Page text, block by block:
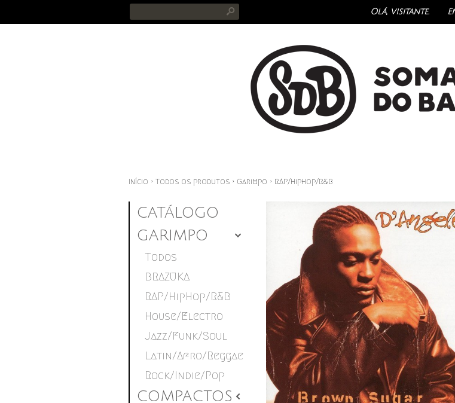
s Olá, visitante.
Início › Todos os produtos › Garimpo › RAP/HipHop/R&B
CATÁLOGO
GARIMPO
4
Todos
BRAZUKA
RAP/HipHop/R&B
House/Electro
Jazz/Funk/Soul
Latin/Afro/Reggae
Rock/Indie/Pop
COMPACTOS 2